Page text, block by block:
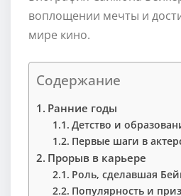
воплощении мечты и
мире кино.
Содержание
Ранние годы
Детство и
Первые шаги в
Прорыв в карьере
Роль, сделавшая
Популярность и